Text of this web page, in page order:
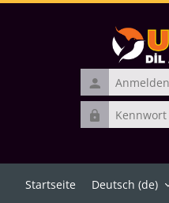
Anmeldename
Kennwort
Startseite Deutsch ‎(de)‎